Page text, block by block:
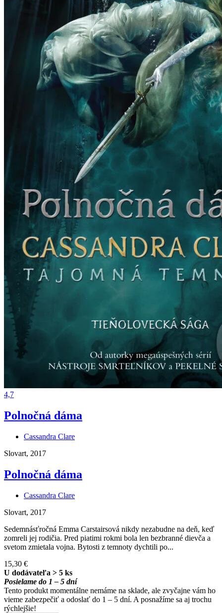
4,7
Polnočná dáma
Cassandra Clare
Slovart, 2017
Polnočná dáma
Cassandra Clare
Slovart, 2017
Sedemnásťročná Emma Carstairsová nikdy nezabudne na deň, keď
zomreli jej rodičia. Pred piatimi rokmi bola len bezbranné dievča a
svetom zmietala vojna. Bytosti z temnoty dychtili po...
15,30 €
U dodávateľa > 5 ks
Posielame do 1 – 5 dní
Tento produkt momentálne nemáme na sklade, ale zvyčajne vám ho
vieme zabezpečiť a odoslať do 1 – 5 dní. A posnažíme sa aj trochu
rýchlejšie!